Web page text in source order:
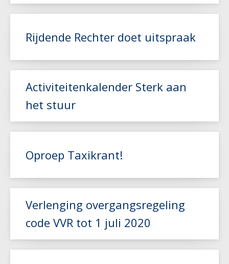
Lees meer
Rijdende Rechter doet uitspraak
Activiteitenkalender Sterk aan
het stuur
Lees meer
Oproep Taxikrant!
Lees meer
Verlenging overgangsregeling
code VVR tot 1 juli 2020